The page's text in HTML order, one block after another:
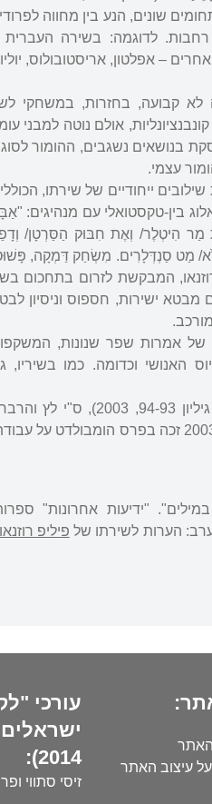
שונים, הנע בין מחווה
רחבות. לדוגמה: בשירה
– אפלטון, אריסטובולוס,
לא קבועה, בחזרות, במשחקי
אולם נוטה למבני
בנושאים נשגבים, ההומור
עצמי.
ייחודיים של שירתו,
בין-טקסטואלי עם מנהיגים:
הִיטְלֶר/ וְאֶת חִבּוּק הַסַּרְטָן/
מַט סַנְדְּלָרִים. מִשְׂחַק דַּמְקָה,
המבקשת לזרום בתחכום
מבטא ישירות, חספוס וניסיון
טעונות טיפוח" (2001) הוא אסופה של אמרות שפר שנונות,
האנושי וכדומה. כמו בשיריו,
תירגם מפולנית את זגייבסקי, בורסה, רוז'ביץ', טווארדובסקי ("נתיב", גיליון 94-93, 2003),
("עתון 77", גיליון 334-333, 2008). שיריו תורגמו לגרמנית ולפולנית. ב-2003 זכה בפרס הומבולדט על
"ידיעות אחרונות"
פיליפ רוזנאו
האתר
עיצוב האתר
עורכי
2014):
זיסי סתווי